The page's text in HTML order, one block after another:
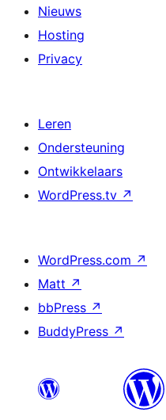
Nieuws
Hosting
Privacy
Leren
Ondersteuning
Ontwikkelaars
WordPress.tv ↗
WordPress.com ↗
Matt ↗
bbPress ↗
BuddyPress ↗